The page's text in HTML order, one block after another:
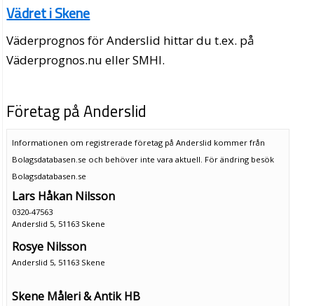
Vädret i Skene
Väderprognos för Anderslid hittar du t.ex. på
Väderprognos.nu eller SMHI.
Företag på Anderslid
Informationen om registrerade företag på Anderslid kommer från
Bolagsdatabasen.se och behöver inte vara aktuell. För ändring besök
Bolagsdatabasen.se
Lars Håkan Nilsson
0320-47563
Anderslid 5, 51163 Skene
Rosye Nilsson
Anderslid 5, 51163 Skene
Skene Måleri & Antik HB